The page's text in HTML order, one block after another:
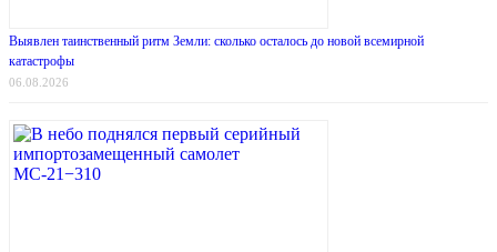
Выявлен таинственный ритм Земли: сколько осталось до новой всемирной
катастрофы
06.08.2026